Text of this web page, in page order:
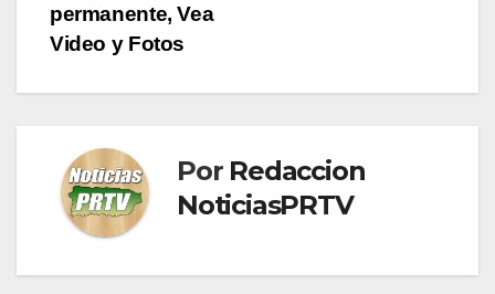
permanente, Vea
Video y Fotos
Por Redaccion
NoticiasPRTV